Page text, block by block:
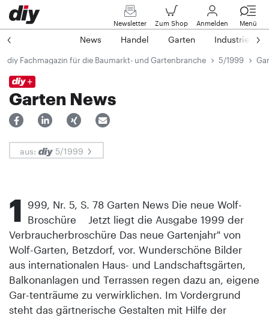
Newsletter Zum Shop Anmelden Menü
News Handel Garten Industrie
diy Fachmagazin für die Baumarkt- und Gartenbranche 5/1999
Garten News
aus: 5/1999
1 999, Nr. 5, S. 78 Garten News Die neue Wolf-
Broschüre Jetzt liegt die Ausgabe 1999 der
Verbraucherbroschüre Das neue Gartenjahr" von
Wolf-Garten, Betzdorf, vor. Wunderschöne Bilder
aus internationalen Haus- und Landschaftsgärten,
Balkonanlagen und Terrassen regen dazu an, eigene
Gar-tenträume zu verwirklichen. Im Vordergrund
steht das gärtnerische Gestalten mit Hilfe der